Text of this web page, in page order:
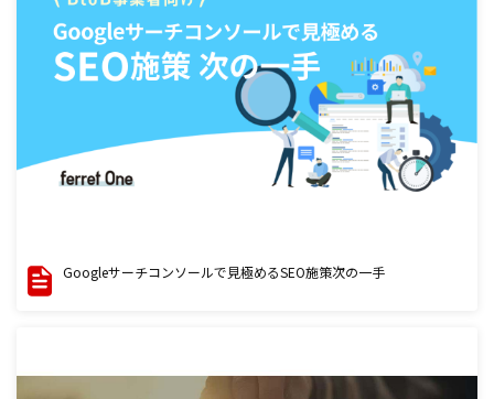
Googleサーチコンソールで見極めるSEO施策次の一手